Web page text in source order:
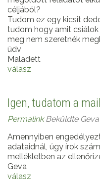
céljából?
Tudom ez egy kicsit
tudom hogy amit
meg nem szeretnék
üdv
Maladett
válasz
Igen, tudatom a
PermalinkBeküldte Geva
Amennyiben
adataidnál, úgy írok
mellékletben az
Geva
válasz